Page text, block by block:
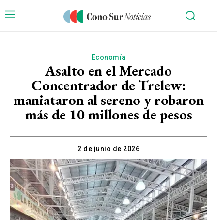
Economía
Asalto en el Mercado
Concentrador de Trelew:
maniataron al sereno y robaron
más de 10 millones de pesos
2 de junio de 2026